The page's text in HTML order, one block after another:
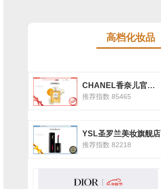
高档化妆品
CHANEL香奈儿官方旗舰店
推荐指数 85465
YSL圣罗兰美妆旗舰店
推荐指数 82218